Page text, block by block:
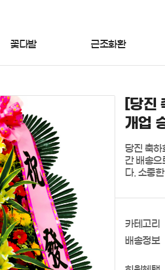
꽃다발 근조화환
[당진
개업
당진 축하
간 배송으
다. 소중
카테고리
배송정보